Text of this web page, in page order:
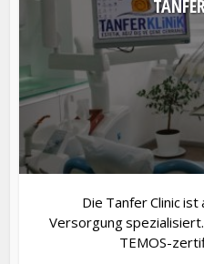
Die Tanfer Clinic
Versorgung
TEMOS-